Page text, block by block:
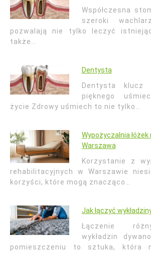
Współczesna
szeroki
pozwalają nie tylko leczyć
także…
Dentysta
Dentysta klucz
pięknego
życie Zdrowy uśmiech to nie tylko…
Wypożyczalnia
Warszawa
Korzystanie z
rehabilitacyjnych w Warszawie
korzyści, które mogą znacząco…
Jak łączyć
Łączenie
wykładzin
pomieszczeniu to sztuka, która